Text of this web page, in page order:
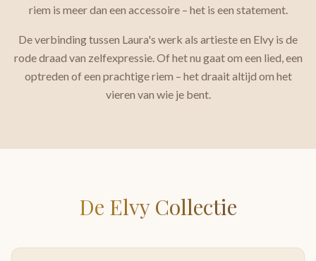
riem is meer dan een accessoire – het is een statement.
De verbinding tussen Laura's werk als artieste en Elvy is de
rode draad van zelfexpressie. Of het nu gaat om een lied, een
optreden of een prachtige riem – het draait altijd om het
vieren van wie je bent.
De Elvy Collectie